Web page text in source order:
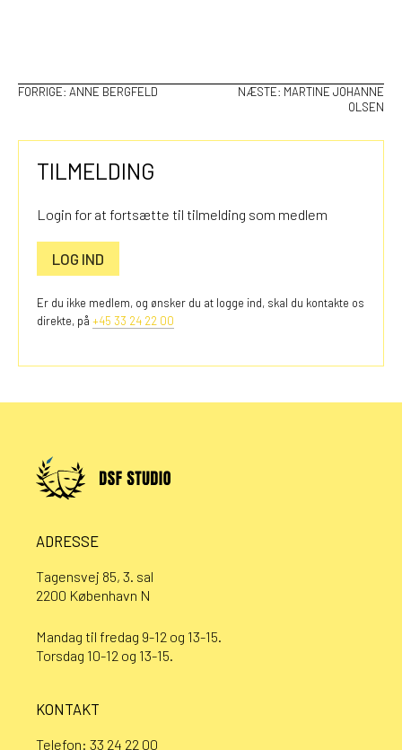
INDLÆGSNAVIGATION
FORRIGE: ANNE BERGFELD NÆSTE: MARTINE JOHANNE
OLSEN
TILMELDING
Login for at fortsætte til tilmelding som medlem
LOG IND
Er du ikke medlem, og ønsker du at logge ind, skal du kontakte os
direkte, på +45 33 24 22 00
ADRESSE
Tagensvej 85, 3. sal
2200 København N
Mandag til fredag 9-12 og 13-15.
Torsdag 10-12 og 13-15.
KONTAKT
Telefon: 33 24 22 00